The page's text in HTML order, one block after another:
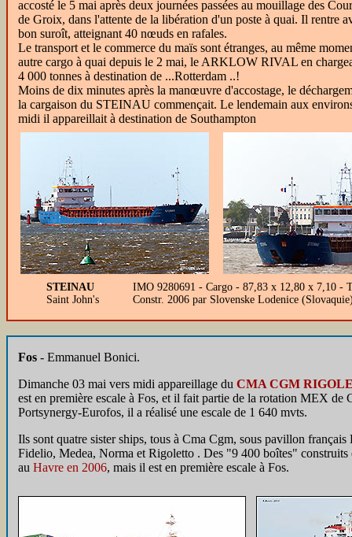
accosté le 5 mai après deux journées passées au mouillage des
de Groix, dans l'attente de la libération d'un poste à quai. Il rentre
bon suroît, atteignant 40 nœuds en rafales.
Le transport et le commerce du maïs sont étranges, au même
autre cargo à quai depuis le 2 mai, le ARKLOW RIVAL en
4 000 tonnes à destination de ...Rotterdam ..!
Moins de dix minutes après la manœuvre d'accostage, le
la cargaison du STEINAU commençait. Le lendemain aux
midi il appareillait à destination de Southampton
STEINAU
Saint John's
IMO 9280691 - Cargo - 87,83 x 12,80 x 7,10 -
Constr. 2006 par Slovenske Lodenice
Fos - Emmanuel Bonici.
Dimanche 03 mai vers midi appareillage du CMA CGM
est en première escale à Fos, et il fait partie de la rotation MEX
Portsynergy-Eurofos, il a réalisé une escale de 1 640 mvts.
Ils sont quatre sister ships, tous à Cma Cgm, sous pavillon français
Fidelio, Medea, Norma et Rigoletto . Des "9 400 boîtes"
au Havre en 2006, mais il est en première escale à Fos.